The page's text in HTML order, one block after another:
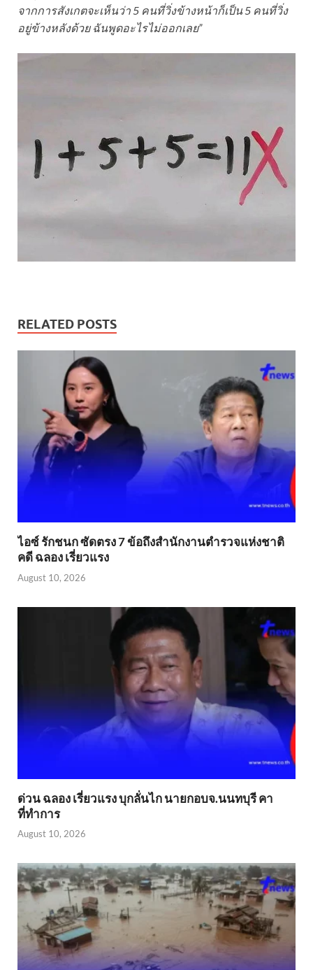
จากการสังเกตจะเห็นว่า 5 คนที่วิ่งข้างหน้าก็เป็น 5 คนที่วิ่ง
อยู่ข้างหลังด้วย ฉันพูดอะไรไม่ออกเลย”
RELATED POSTS
ไอซ์ รักชนก ซัดตรง 7 ข้อถึงสำนักงานตำรวจแห่งชาติ
คดี ฉลอง เรี่ยวแรง
August 10, 2026
ด่วน ฉลอง เรี่ยวแรง บุกลั่นไก นายกอบจ.นนทบุรี คา
ที่ทำการ
August 10, 2026